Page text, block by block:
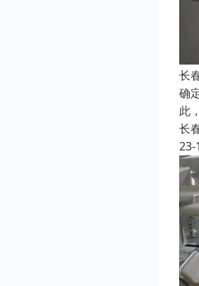
长
确
此
长
23-